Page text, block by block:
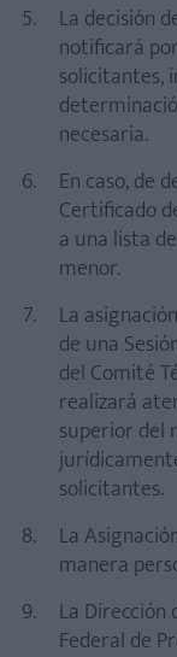
La decisión
notificará
solicitantes,
necesaria.
En caso, de
Certificado
a una lista
menor.
La
de una
del Comité
realizará
superior del
solicitantes.
La
manera
La Dirección
Federal de